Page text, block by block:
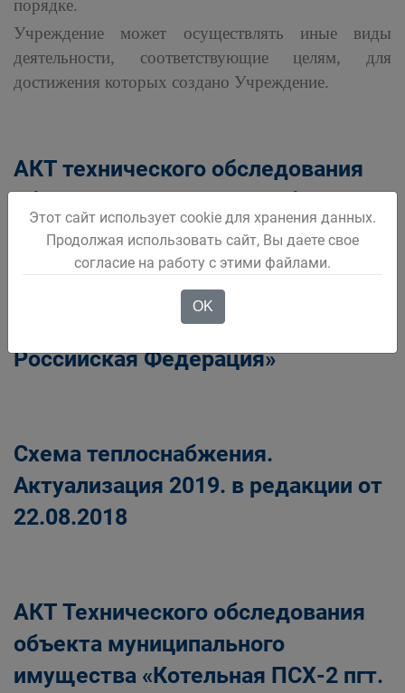
порядке.
Учреждение может осуществлять иные виды
деятельности, соответствующие целям, для
достижения которых создано Учреждение.
АКТ технического обследования
объекта «Строительство блочно-
модульной твердотопливной
котельной в м-не 8 Марта,
г.Белово, Беловский городской
округ, Кемеровская область,
Российская Федерация»
Схема теплоснабжения.
Актуализация 2019. в редакции от
22.08.2018
АКТ Технического обследования
объекта муниципального
имущества «Котельная ПСХ-2 пгт.
Этот сайт использует cookie для хранения данных.
Продолжая использовать сайт, Вы даете свое
согласие на работу с этими файлами.
OK